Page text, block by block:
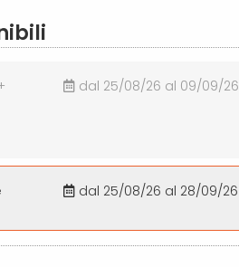
dal 25/08/26 al 09/09/26
dal 25/08/26 al 28/09/26